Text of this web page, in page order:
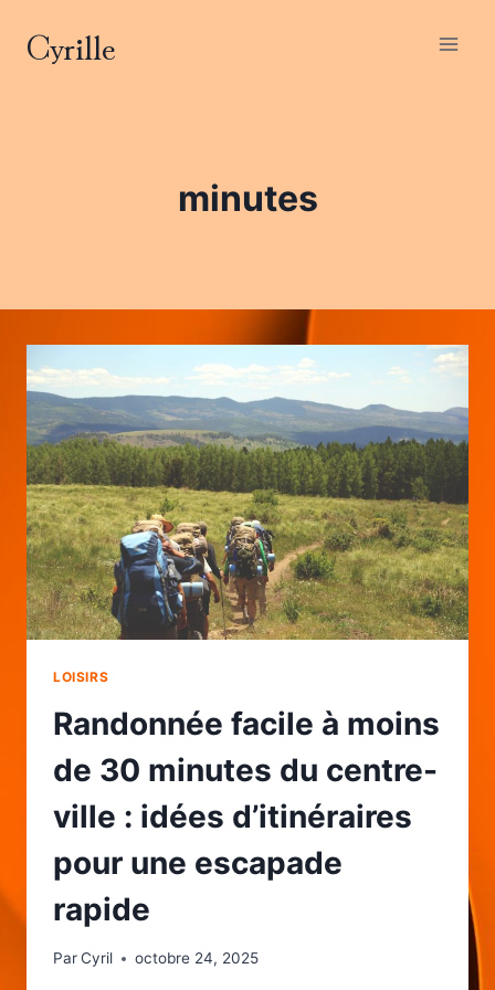
Cyrille
minutes
LOISIRS
Randonnée facile à moins
de 30 minutes du centre-
ville : idées d’itinéraires
pour une escapade
rapide
ParCyril octobre 24, 2025